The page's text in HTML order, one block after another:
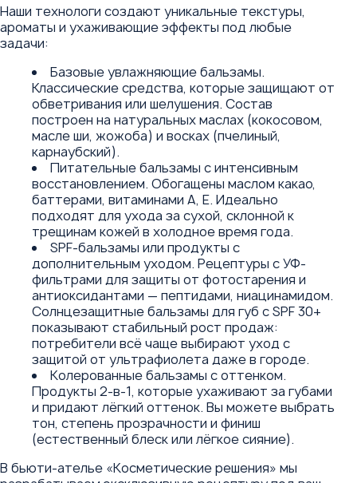
Наши технологи создают уникальные текстуры,
ароматы и ухаживающие эффекты под любые
задачи:
Базовые увлажняющие бальзамы.
Классические средства, которые защищают от
обветривания или шелушения. Состав
построен на натуральных маслах (кокосовом,
масле ши, жожоба) и восках (пчелиный,
карнаубский).
Питательные бальзамы с интенсивным
восстановлением. Обогащены маслом какао,
баттерами, витаминами A, E. Идеально
подходят для ухода за сухой, склонной к
трещинам кожей в холодное время года.
SPF-бальзамы или продукты с
дополнительным уходом. Рецептуры с УФ-
фильтрами для защиты от фотостарения и
антиоксидантами — пептидами, ниацинамидом.
Солнцезащитные бальзамы для губ с SPF 30+
показывают стабильный рост продаж:
потребители всё чаще выбирают уход с
защитой от ультрафиолета даже в городе.
Колерованные бальзамы с оттенком.
Продукты 2-в-1, которые ухаживают за губами
и придают лёгкий оттенок. Вы можете выбрать
тон, степень прозрачности и финиш
(естественный блеск или лёгкое сияние).
В бьюти-ателье «Косметические решения» мы